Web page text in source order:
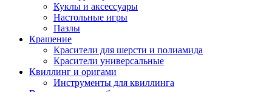
Куклы и аксессуары
Настольные игры
Пазлы
Крашение
Красители для шерсти и полиамида
Красители универсальные
Квиллинг и оригами
Инструменты для квиллинга